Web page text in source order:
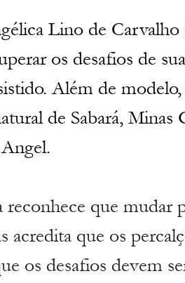
Lino de Carvalho
os desafios de
Além de
de Sabará, Minas
reconhece que mudar
acredita que os
os desafios devem